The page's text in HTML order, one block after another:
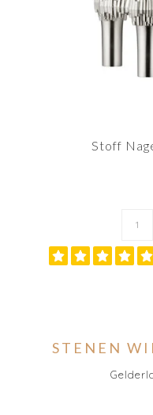
Stoff
STENEN